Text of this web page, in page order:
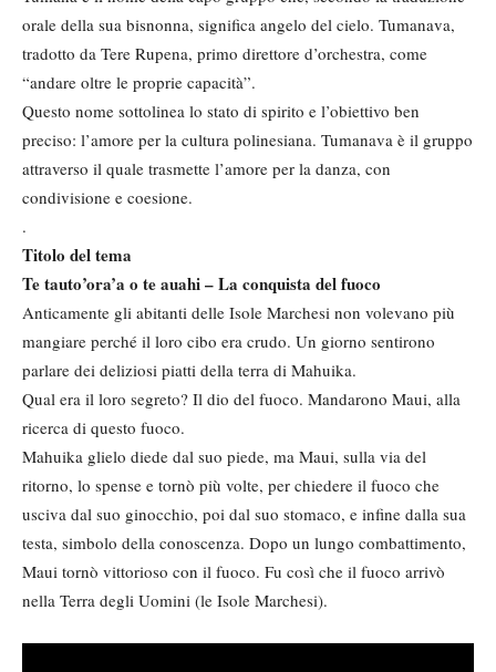
orale della sua bisnonna, significa angelo del cielo. Tumanava,
tradotto da Tere Rupena, primo direttore d’orchestra, come
“andare oltre le proprie capacità”.
Questo nome sottolinea lo stato di spirito e l’obiettivo ben
preciso: l’amore per la cultura polinesiana. Tumanava è il gruppo
attraverso il quale trasmette l’amore per la danza, con
condivisione e coesione.
.
Titolo del tema
Te tauto’ora’a o te auahi – La conquista del fuoco
Anticamente gli abitanti delle Isole Marchesi non volevano più
mangiare perché il loro cibo era crudo. Un giorno sentirono
parlare dei deliziosi piatti della terra di Mahuika.
Qual era il loro segreto? Il dio del fuoco. Mandarono Maui, alla
ricerca di questo fuoco.
Mahuika glielo diede dal suo piede, ma Maui, sulla via del
ritorno, lo spense e tornò più volte, per chiedere il fuoco che
usciva dal suo ginocchio, poi dal suo stomaco, e infine dalla sua
testa, simbolo della conoscenza. Dopo un lungo combattimento,
Maui tornò vittorioso con il fuoco. Fu così che il fuoco arrivò
nella Terra degli Uomini (le Isole Marchesi).